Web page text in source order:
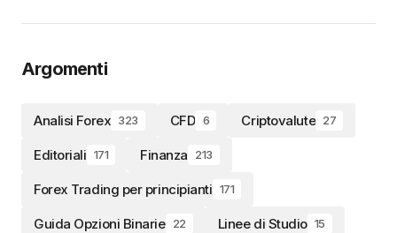
Argomenti
Analisi Forex 323 CFD 6 Criptovalute 27
Editoriali 171 Finanza 213
Forex Trading per principianti 171
Guida Opzioni Binarie 22 Linee di Studio 15